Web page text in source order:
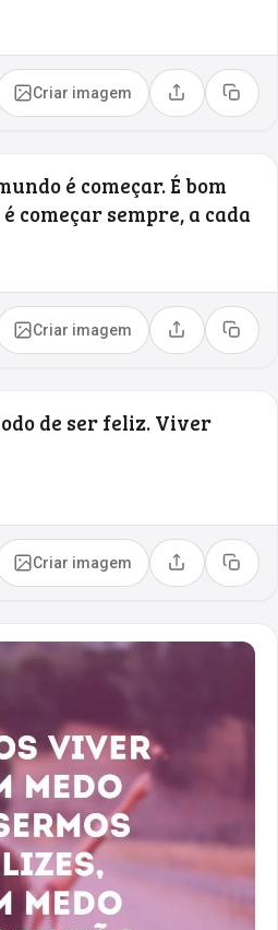
Criar imagem Compartilhar
Copiar
é começar. É bom
começar sempre, a cada
Criar imagem Compartilhar
Copiar
de ser feliz. Viver
Criar imagem Compartilhar
Copiar